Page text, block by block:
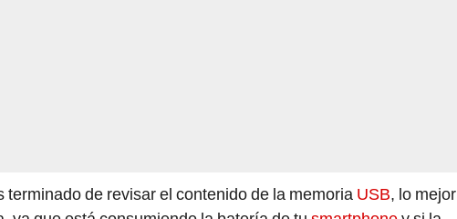
terminado de revisar el contenido de la memoria USB, lo mejor